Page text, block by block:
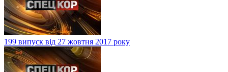
199 випуск від 27 жовтня 2017 року